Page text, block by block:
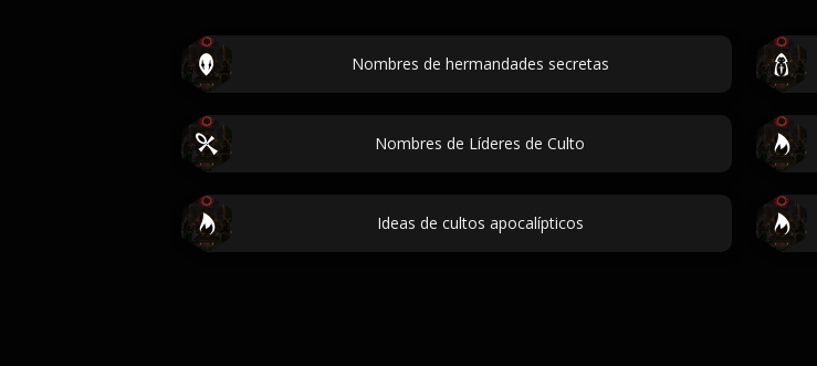
Nombres de hermandades secretas
Nombres de Líderes de Culto
Ideas de cultos apocalípticos